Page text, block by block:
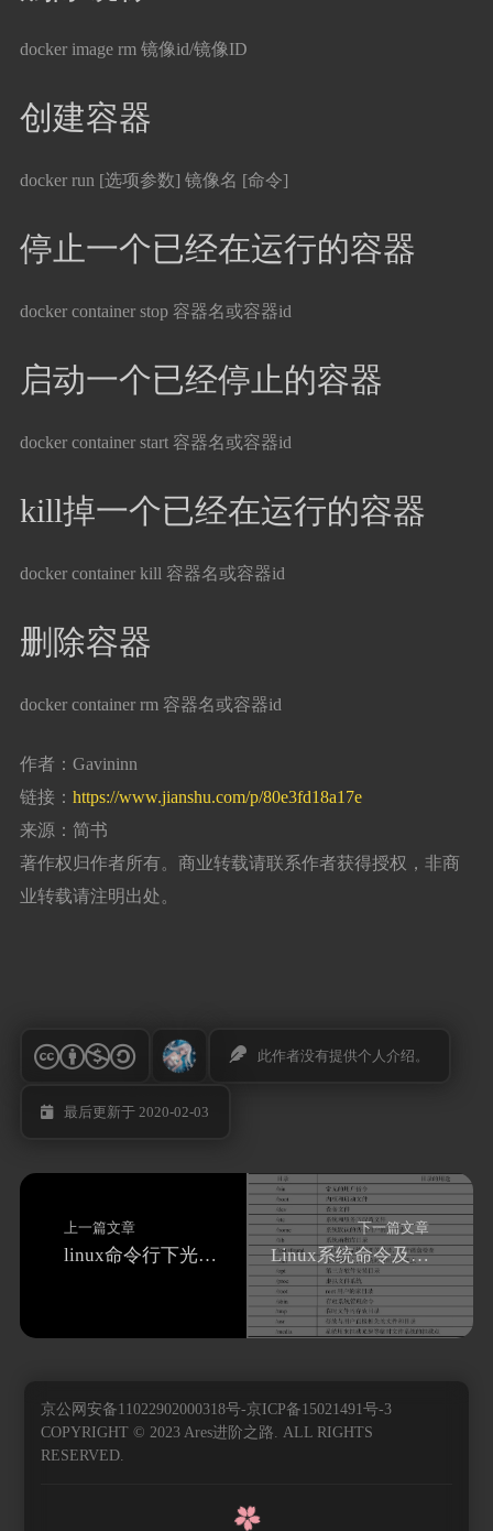
docker image rm 镜像id/镜像ID
创建容器
docker run [选项参数] 镜像名 [命令]
停止一个已经在运行的容器
docker container stop 容器名或容器id
启动一个已经停止的容器
docker container start 容器名或容器id
kill掉一个已经在运行的容器
docker container kill 容器名或容器id
删除容器
docker container rm 容器名或容器id
作者：Gavininn
链接： https://www.jianshu.com/p/80e3fd18a17e
来源：简书
著作权归作者所有。商业转载请联系作者获得授权，非商
业转载请注明出处。
此作者没有提供个人介绍。
最后更新于 2020-02-03
上一篇文章
linux命令行下光标命令
下一篇文章
Linux系统命令及Shell实战
京公网安备11022902000318号-京ICP备15021491号-3
COPYRIGHT © 2023 Ares进阶之路. ALL RIGHTS
RESERVED.